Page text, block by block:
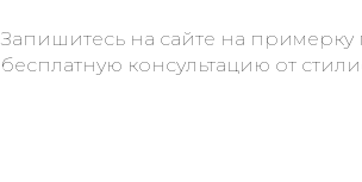
Запишитесь на сайте на примерку
бесплатную консультацию от